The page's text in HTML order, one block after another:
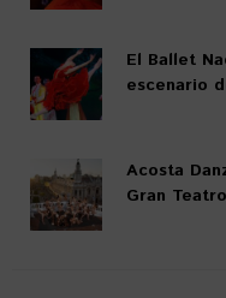
El Ballet
escenario
Acosta
Gran